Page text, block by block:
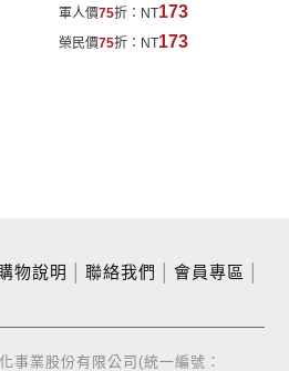
軍人價75折： NT173
榮民價75折： NT173
物說明 聯絡我們 會員專區
業股份有限公司(統一編號：